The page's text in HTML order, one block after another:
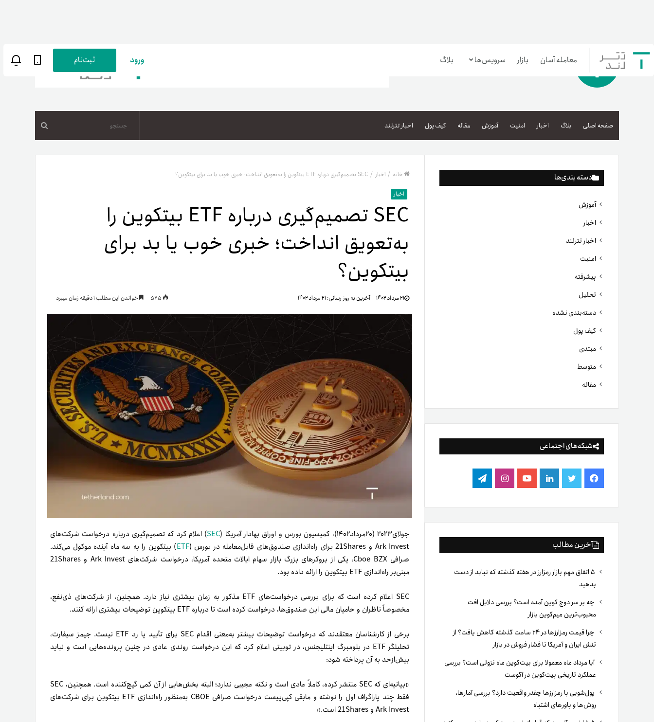
معامله آسان بازار سرویس‌ها
بازار تترلند
سرمایه‌گذاری آسان
پاداش کیف‌پول تومانی
مهر تترلند
بلاگ
زبان پارسی
مشخصات کاربری
حساب‌های بانکی
تنظیمات
ورود ثبت‌نام
صفحه اصلی بلاگ اخبار امنیت آموزش مقاله کیف پول اخبار تترلند
دسته بندی‌ها
آموزش
اخبار
اخبار تترلند
امنیت
پیشرفته
تحلیل
دسته‌بندی نشده
کیف پول
مبتدی
متوسط
مقاله
شبکه‌های اجتماعی
فیس
بوک
توییتر لینکدینیوتیوباینستاگرام
تلگرام
آخرین مطالب
۵ اتفاق مهم بازار رمزارز در هفته گذشته که نباید از دست
بدهید
چه بر سر دوج کوین آمده است؟ بررسی دلایل افت
محبوب‌ترین میم‌کوین بازار
چرا قیمت رمزارزها در ۲۴ ساعت گذشته کاهش یافت؟ از
تنش ایران و آمریکا تا فشار فروش در بازار
آیا مرداد ماه معمولا برای بیت‌کوین ماه نزولی است؟ بررسی
عملکرد تاریخی بیت‌کوین در آگوست
پول‌شویی با رمزارزها چقدر واقعیت دارد؟ بررسی آمارها،
روش‌ها و باورهای اشتباه
خانه / اخبار / SEC تصمیم‌گیری درباره ETF بیتکوین را به‌تعویق انداخت؛ خبری خوب یا بد برای بیتکوین؟
اخبار
SEC تصمیم‌گیری درباره ETF بیتکوین را
به‌تعویق انداخت؛ خبری خوب یا بد برای
بیتکوین؟
۲۱ مرداد ۱۴۰۲ آخرین به روز رسانی:۲۱ مرداد ۱۴۰۲ خواندن این مطلب 1 دقیقه زمان میبرد
جولای۲۰۲۳ (۲۰‌مرداد۱۴۰۲)، کمیسیون بورس و اوراق بهادار آمریکا ( SEC) اعلام کرد که تصمیم‌گیری درباره درخواست‌ شرکت‌های
Ark Invest و 21Shares برای راه‌اندازی صندوق‌های قابل‌معامله در بورس (
ETF) بیتکوین را به سه ماه آینده موکول می‌کند.
صرافی Cboe BZX، یکی از بروکر‌های بزرگ‌ بازار‌ سهام ایالات متحده آمریکا، درخواست شرکت‌های Ark Invest و 21Shares
مبنی‌بر راه‌اندازی ETF بیتکوین را ارائه داده بود.
SEC اعلام کرده است که برای بررسی درخواست‌های ETF مذکور به زمان بیشتری نیاز دارد. همچنین، از شرکت‌های ذی‌نفع،
مخصوصاً ناظران و حامیان مالی این صندوق‌ها، درخواست کرده است تا درباره ETF بیتکوین توضیحات بیشتری ارائه کنند.
برخی از کارشناسان معتقدند که درخواست توضیحات بیشتر به‌معنی اقدام SEC برای تأیید یا رد ETF نیست. جیمز سیفارت،
تحلیلگر ETF در بلومبرگ اینتلیجنس، در توییتی اعلام کرد که این درخواست روندی عادی در چنین پرونده‌هایی است و نباید
بیش‌ازحد به آن پرداخته شود:
«بیانیه‌ای که SEC منتشر کرده، کاملاً عادی‌ است و نکته عجیبی ندارد؛ البته بخش‌هایی از آن کمی گیچ‌کننده‌ است. همچنین، SEC
فقط چند پاراگراف اول را نوشته و مابقی کپی‌پیست درخواست صرافی CBOE به‌منظور راه‌اندازی ETF بیتکوین برای شرکت‌های
Ark Invest و 21Shares است.»